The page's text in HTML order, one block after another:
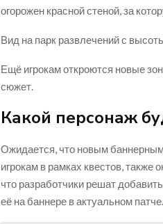
огорожен красной стеной, за
Вид на парк развлечений с
Ещё игрокам откроются новые
сюжет.
Какой персонаж
Ожидается, что новым
игрокам в рамках квестов, также
что разработчики решат
её на баннере в актуальном патче.